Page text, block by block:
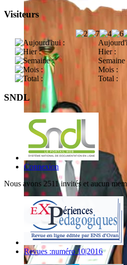
Visiteurs
Hier :
Semaine
Mois :
Total :
SNDL
Connexion
Nous avons 2511 invités et aucun
Revues :numéro 10|2016